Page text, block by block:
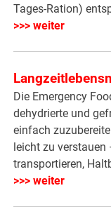
Tages-Ration)
>>> weiter
Die Emergency
dehydrierte und
einfach
leicht zu
transportieren,
>>> weiter